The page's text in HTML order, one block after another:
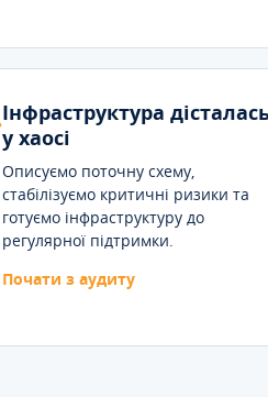
Інфраструктура
у хаосі
Описуємо поточну схему,
стабілізуємо критичні ризики та
готуємо інфраструктуру до
регулярної підтримки.
Почати з аудиту